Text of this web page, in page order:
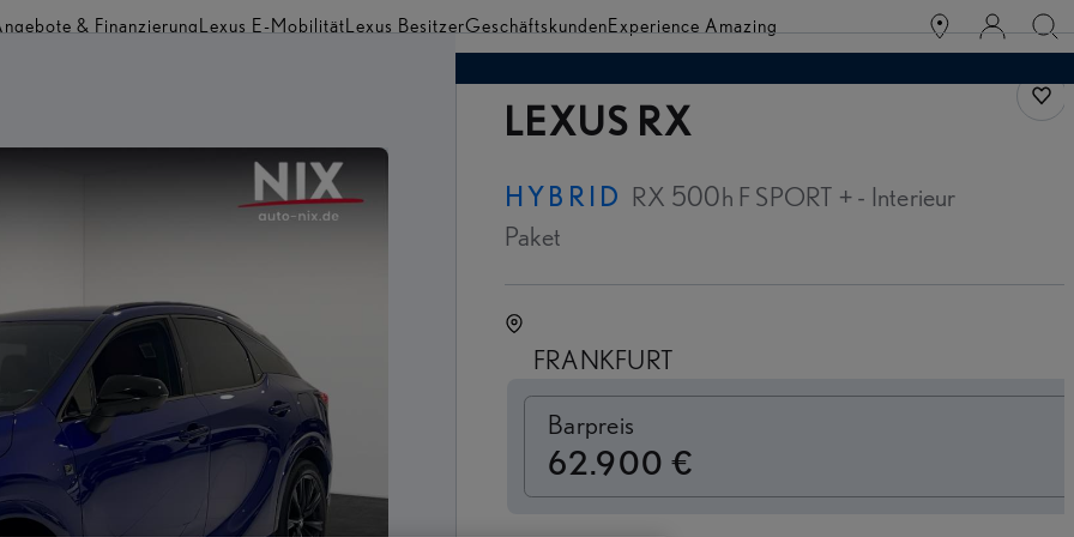
& FinanzierungLexus E-MobilitätLexus BesitzerGeschäftskundenExperience Amazing
LEXUS RX
HYBRID RX 500h F SPORT + - Interieur
Paket
FRANKFURT
Finanzierung
Barpreis
62.900 €